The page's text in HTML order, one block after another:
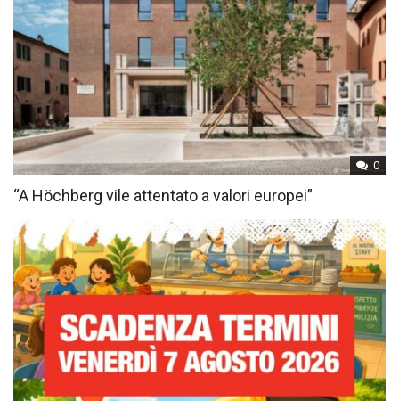
0
“A Höchberg vile attentato a valori europei”